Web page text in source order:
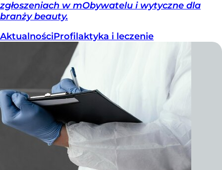
zgłoszeniach w mObywatelu i wytyczne dla
branży beauty.
AktualnościProfilaktyka i leczenie